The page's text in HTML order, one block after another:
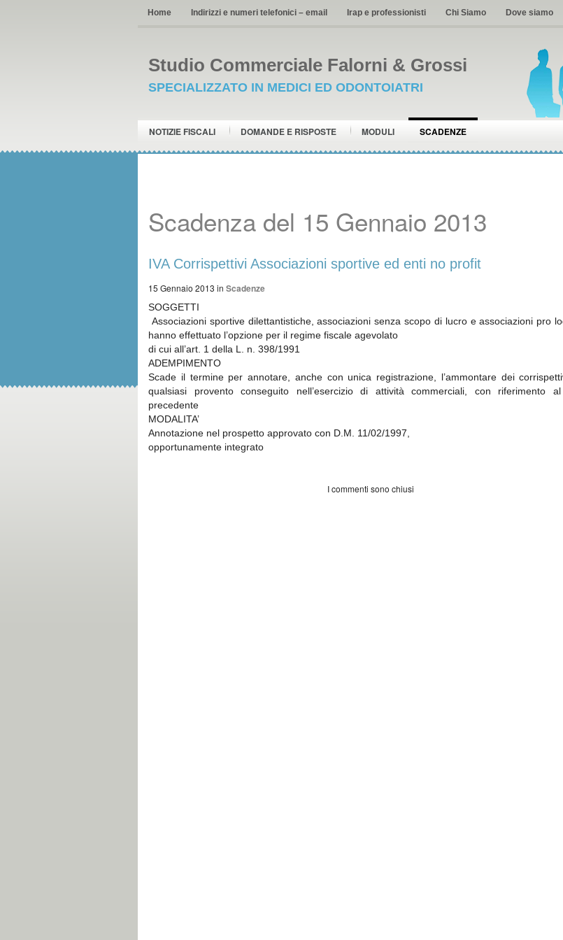
Home Indirizzi e numeri telefonici – email Irap e professionisti Chi Siamo Dove siamo
Studio Commerciale Falorni & Grossi
SPECIALIZZATO IN MEDICI ED ODONTOIATRI
NOTIZIE FISCALI DOMANDE E RISPOSTE MODULI SCADENZE
Scadenza del 15 Gennaio 2013
IVA Corrispettivi Associazioni sportive ed enti no profit
15 Gennaio 2013 in Scadenze
SOGGETTI
Associazioni sportive dilettantistiche, associazioni senza scopo di lucro e associazioni pro
hanno effettuato l’opzione per il regime fiscale agevolato
di cui all’art. 1 della L. n. 398/1991
ADEMPIMENTO
Scade il termine per annotare, anche con unica registrazione, l’ammontare dei
qualsiasi provento conseguito nell’esercizio di attività commerciali, con riferimento
precedente
MODALITA’
Annotazione nel prospetto approvato con D.M. 11/02/1997,
opportunamente integrato
I commenti sono chiusi